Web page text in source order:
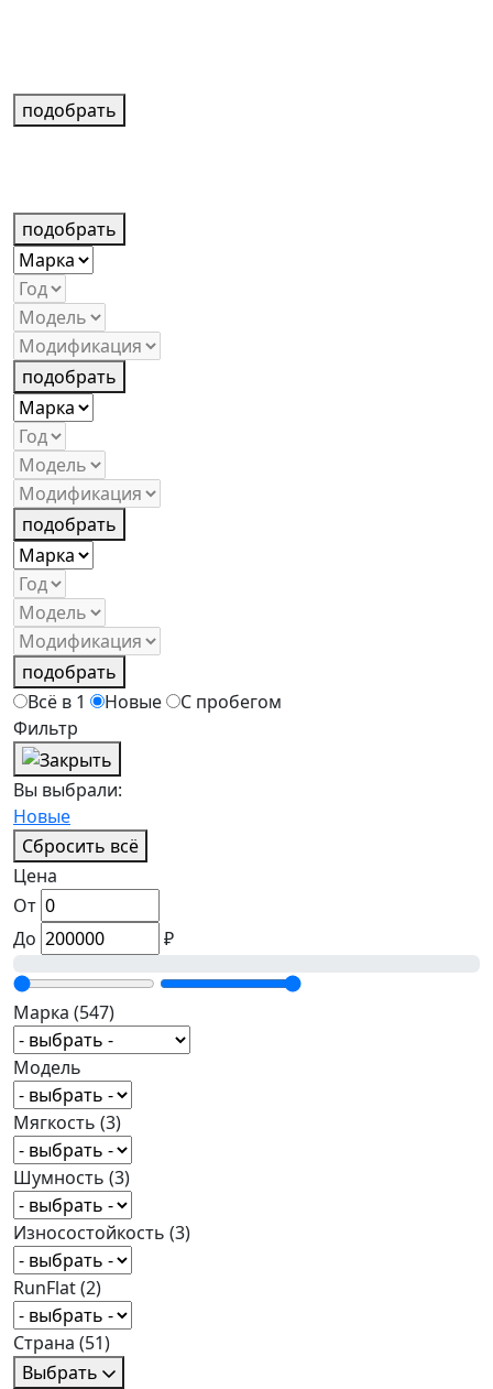
подобрать
подобрать
подобрать
подобрать
подобрать
Всё в 1
Новые
С пробегом
Фильтр
Вы выбрали:
Новые
Сбросить всё
Цена
От
До
₽
Марка (547)
Модель
Мягкость (3)
Шумность (3)
Износостойкость (3)
RunFlat(2)
Страна (51)
Выбрать